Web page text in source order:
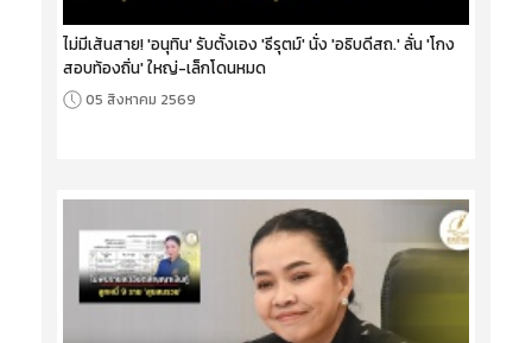
ไม่มีเส้นสาย! 'อนุทิน' รับตั้งเอง 'ธีรุตม์' นั่ง 'อธิบดีสถ.' ลั่น 'โกง
สอบท้องถิ่น' ใหญ่-เล็กโดนหมด
05 สิงหาคม 2569